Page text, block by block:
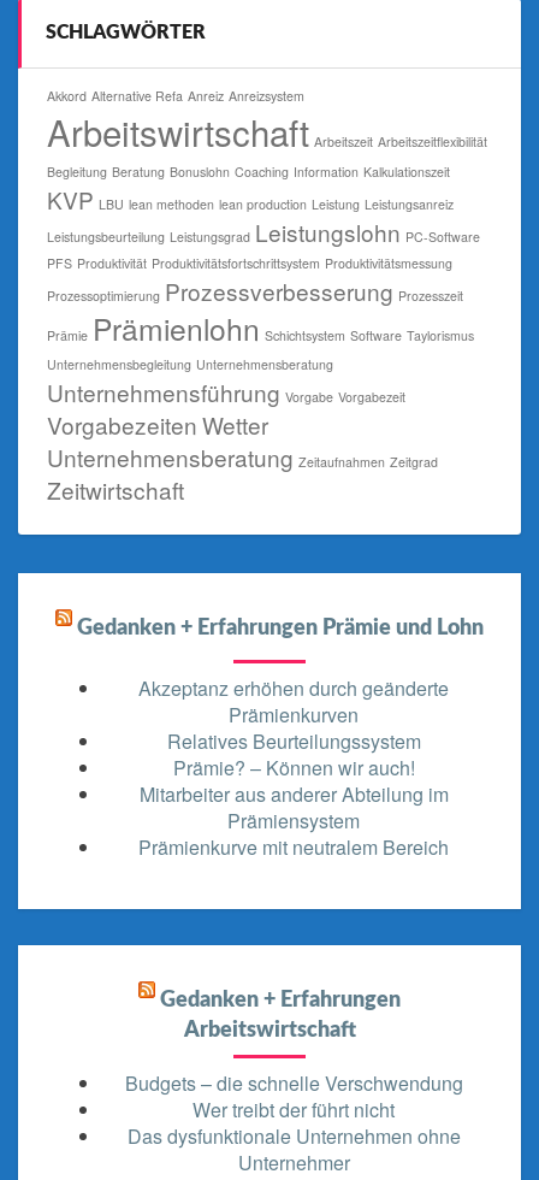
SCHLAGWÖRTER
Akkord Alternative Refa Anreiz Anreizsystem
Arbeitswirtschaft Arbeitszeit Arbeitszeitflexibilität
Begleitung Beratung Bonuslohn Coaching Information Kalkulationszeit
KVP LBU lean methoden lean production Leistung Leistungsanreiz
Leistungsbeurteilung Leistungsgrad Leistungslohn PC-Software
PFS Produktivität Produktivitätsfortschrittsystem Produktivitätsmessung
Prozessoptimierung Prozessverbesserung Prozesszeit
Prämie Prämienlohn Schichtsystem Software Taylorismus
Unternehmensbegleitung Unternehmensberatung
Unternehmensführung Vorgabe Vorgabezeit
VorgabezeitenWetter
Unternehmensberatung Zeitaufnahmen Zeitgrad
Zeitwirtschaft
Gedanken + Erfahrungen Prämie und Lohn
Akzeptanz erhöhen durch geänderte
Prämienkurven
Relatives Beurteilungssystem
Prämie? – Können wir auch!
Mitarbeiter aus anderer Abteilung im
Prämiensystem
Prämienkurve mit neutralem Bereich
Gedanken + Erfahrungen
Arbeitswirtschaft
Budgets – die schnelle Verschwendung
Wer treibt der führt nicht
Das dysfunktionale Unternehmen ohne
Unternehmer